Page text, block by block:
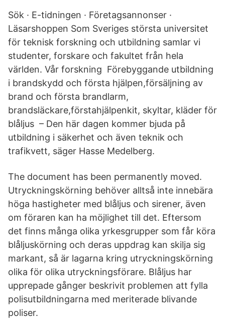
Sök · E-tidningen · Företagsannonser ·
Läsarshoppen Som Sveriges största universitet
för teknisk forskning och utbildning samlar vi
studenter, forskare och fakultet från hela
världen. Vår forskning Förebyggande utbildning
i brandskydd och första hjälpen,försäljning av
brand och första brandlarm,
brandsläckare,förstahjälpenkit, skyltar, kläder för
blåljus – Den här dagen kommer bjuda på
utbildning i säkerhet och även teknik och
trafikvett, säger Hasse Medelberg.
The document has been permanently moved.
Utryckningskörning behöver alltså inte innebära
höga hastigheter med blåljus och sirener, även
om föraren kan ha möjlighet till det. Eftersom
det finns många olika yrkesgrupper som får köra
blåljuskörning och deras uppdrag kan skilja sig
markant, så är lagarna kring utryckningskörning
olika för olika utryckningsförare. Blåljus har
upprepade gånger beskrivit problemen att fylla
polisutbildningarna med meriterade blivande
poliser.